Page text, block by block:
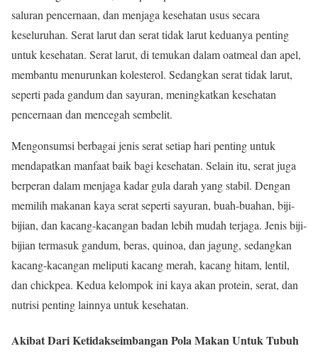
saluran pencernaan, dan menjaga kesehatan usus secara
keseluruhan. Serat larut dan serat tidak larut keduanya penting
untuk kesehatan. Serat larut, di temukan dalam oatmeal dan apel,
membantu menurunkan kolesterol. Sedangkan serat tidak larut,
seperti pada gandum dan sayuran, meningkatkan kesehatan
pencernaan dan mencegah sembelit.
Mengonsumsi berbagai jenis serat setiap hari penting untuk
mendapatkan manfaat baik bagi kesehatan. Selain itu, serat juga
berperan dalam menjaga kadar gula darah yang stabil. Dengan
memilih makanan kaya serat seperti sayuran, buah-buahan, biji-
bijian, dan kacang-kacangan badan lebih mudah terjaga. Jenis biji-
bijian termasuk gandum, beras, quinoa, dan jagung, sedangkan
kacang-kacangan meliputi kacang merah, kacang hitam, lentil,
dan chickpea. Kedua kelompok ini kaya akan protein, serat, dan
nutrisi penting lainnya untuk kesehatan.
Akibat Dari Ketidakseimbangan Pola Makan Untuk Tubuh